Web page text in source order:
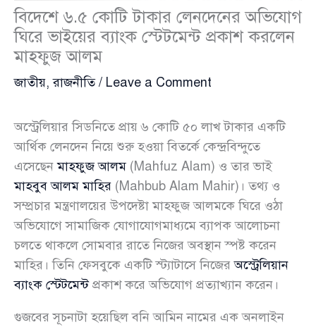
বিদেশে ৬.৫ কোটি টাকার লেনদেনের অভিযোগ
ঘিরে ভাইয়ের ব্যাংক স্টেটমেন্ট প্রকাশ করলেন
মাহফুজ আলম
জাতীয়,রাজনীতি/ Leave a Comment
অস্ট্রেলিয়ার সিডনিতে প্রায় ৬ কোটি ৫০ লাখ টাকার একটি
আর্থিক লেনদেন নিয়ে শুরু হওয়া বিতর্কে কেন্দ্রবিন্দুতে
এসেছেনমাহফুজ আলম (Mahfuz Alam) ও তার ভাই
মাহবুব আলম মাহির (Mahbub Alam Mahir)। তথ্য ও
সম্প্রচার মন্ত্রণালয়ের উপদেষ্টা মাহফুজ আলমকে ঘিরে ওঠা
অভিযোগে সামাজিক যোগাযোগমাধ্যমে ব্যাপক আলোচনা
চলতে থাকলে সোমবার রাতে নিজের অবস্থান স্পষ্ট করেন
মাহির। তিনি ফেসবুকে একটি স্ট্যাটাসে নিজেরঅস্ট্রেলিয়ান
ব্যাংক স্টেটমেন্টপ্রকাশ করে অভিযোগ প্রত্যাখ্যান করেন।
গুজবের সূচনাটা হয়েছিল বনি আমিন নামের এক অনলাইন